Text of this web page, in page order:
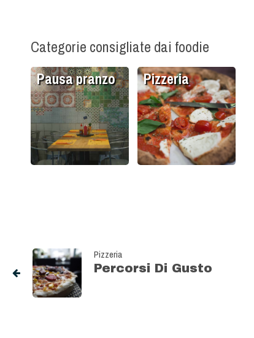
Categorie consigliate dai foodie
Pausa pranzo Pizzeria
Pizzeria
Percorsi Di Gusto